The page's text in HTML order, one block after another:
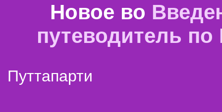
Новое во
путеводитель
Путтапарти